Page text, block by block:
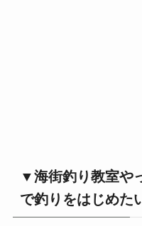
▼海街釣り教室や
で釣りをはじめた